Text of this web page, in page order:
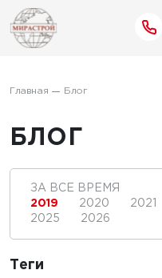
Главная Блог
БЛОГ
ЗА ВСЕ ВРЕМЯ
2019
2020 2021
2025
2026
Теги